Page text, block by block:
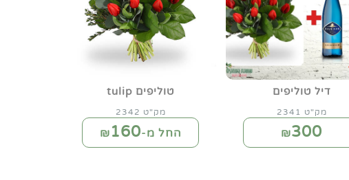
דיל טוליפים
מק"ט 2341
₪300
טוליפים tulip
מק"ט 2342
החל מ-₪160